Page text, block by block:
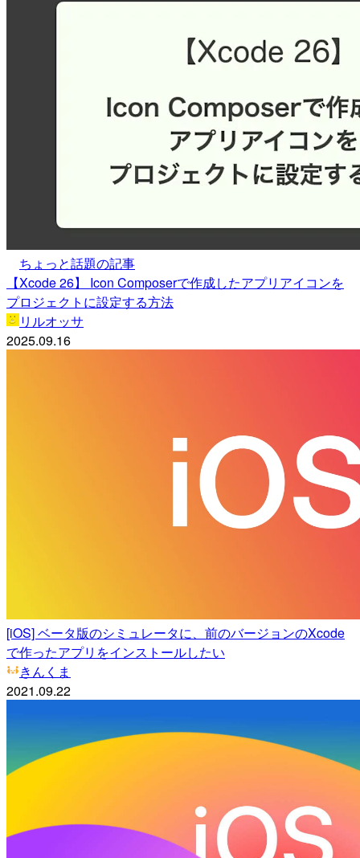
ちょっと話題の記事
【Xcode 26】 Icon Composerで作成したアプリアイコンを
プロジェクトに設定する方法
リルオッサ
2025.09.16
[iOS] ベータ版のシミュレータに、前のバージョンのXcode
で作ったアプリをインストールしたい
きんくま
2021.09.22